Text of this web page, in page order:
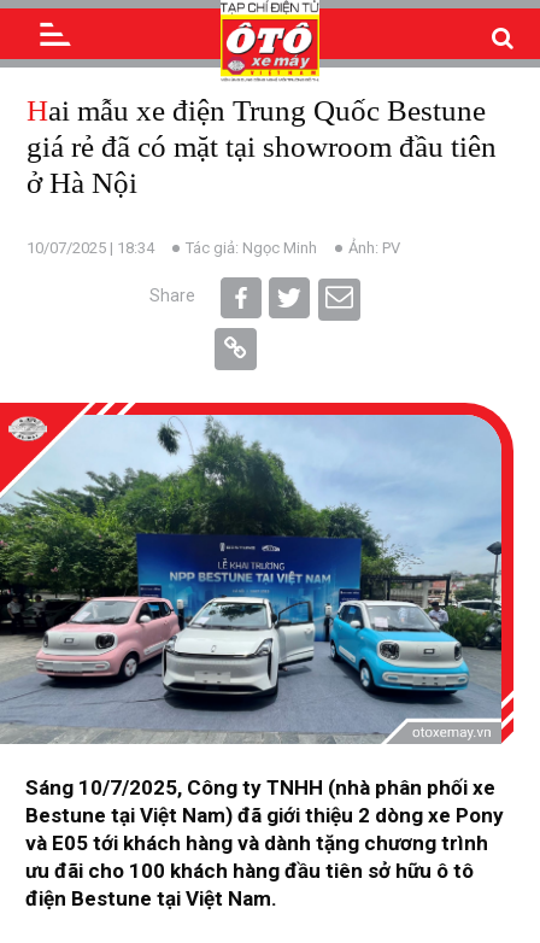
Hai mẫu xe điện Trung Quốc Bestune
giá rẻ đã có mặt tại showroom đầu tiên
ở Hà Nội
10/07/2025 | 18:34 Tác giả: Ngọc Minh Ảnh: PV
Share
Sáng 10/7/2025, Công ty TNHH (nhà phân phối xe
Bestune tại Việt Nam) đã giới thiệu 2 dòng xe Pony
và E05 tới khách hàng và dành tặng chương trình
ưu đãi cho 100 khách hàng đầu tiên sở hữu ô tô
điện Bestune tại Việt Nam.